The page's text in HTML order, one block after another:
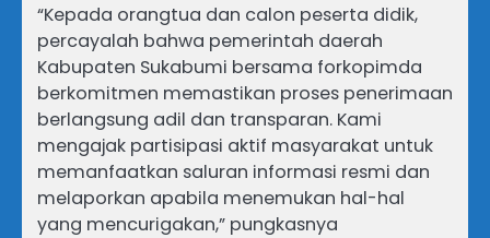
“Kepada orangtua dan calon peserta didik,
percayalah bahwa pemerintah daerah
Kabupaten Sukabumi bersama forkopimda
berkomitmen memastikan proses penerimaan
berlangsung adil dan transparan. Kami
mengajak partisipasi aktif masyarakat untuk
memanfaatkan saluran informasi resmi dan
melaporkan apabila menemukan hal-hal
yang mencurigakan,” pungkasnya